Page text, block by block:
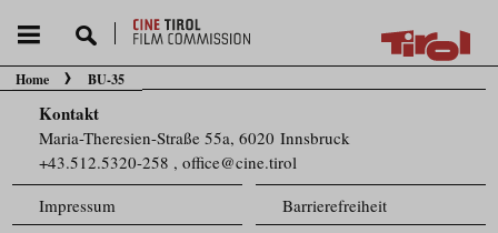
Sie befinden sich hier:
Home BU-35
Kontakt
Maria-Theresien-Straße 55a, 6020 Innsbruck
+43.512.5320-258 ,office@cine.tirol
Impressum
Barrierefreiheit